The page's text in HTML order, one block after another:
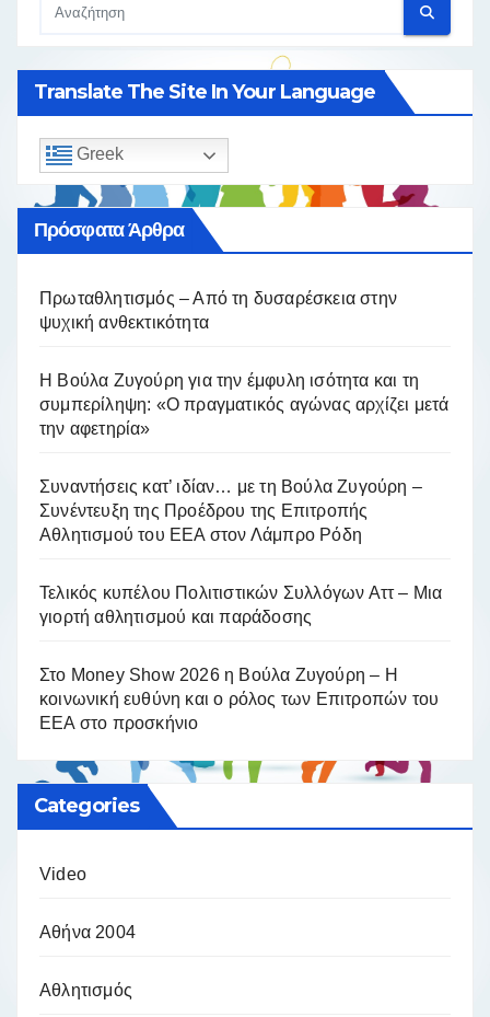
Translate The Site In Your Language
Greek
Πρόσφατα Άρθρα
Πρωταθλητισμός – Από τη δυσαρέσκεια στην
ψυχική ανθεκτικότητα
Η Βούλα Ζυγούρη για την έμφυλη ισότητα και τη
συμπερίληψη: «Ο πραγματικός αγώνας αρχίζει μετά
την αφετηρία»
Συναντήσεις κατ’ ιδίαν… με τη Βούλα Ζυγούρη –
Συνέντευξη της Προέδρου της Επιτροπής
Αθλητισμού του ΕΕΑ στον Λάμπρο Ρόδη
Τελικός κυπέλου Πολιτιστικών Συλλόγων Αττ – Μια
γιορτή αθλητισμού και παράδοσης
Στο Money Show 2026 η Βούλα Ζυγούρη – Η
κοινωνική ευθύνη και ο ρόλος των Επιτροπών του
ΕΕΑ στο προσκήνιο
Categories
Video
Αθήνα 2004
Αθλητισμός